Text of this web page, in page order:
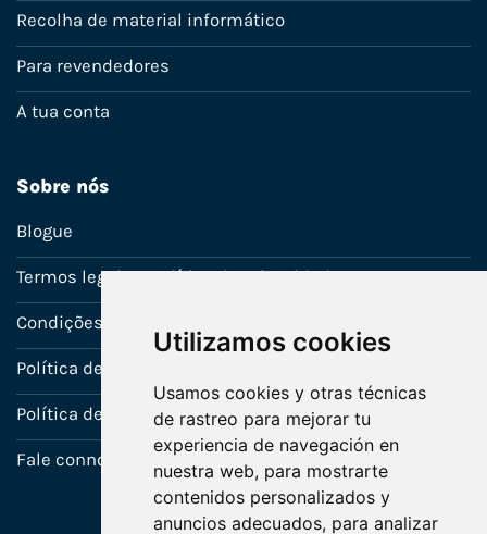
Utilizamos cookies
Usamos cookies y otras técnicas
de rastreo para mejorar tu
experiencia de navegación en
nuestra web, para mostrarte
contenidos personalizados y
anuncios adecuados, para analizar
Recolha de material informático
Para revendedores
A tua conta
Sobre nós
Blogue
Termos legais e política de privacidade
Condições de venda
Política de Garantia
Política de utilização de cookies
Fale connosco